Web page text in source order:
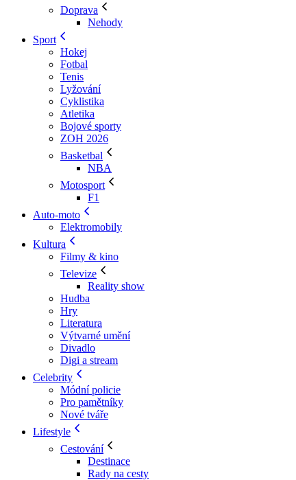
Doprava
Nehody
Sport
Hokej
Fotbal
Tenis
Lyžování
Cyklistika
Atletika
Bojové sporty
ZOH 2026
Basketbal
NBA
Motosport
F1
Auto-moto
Elektromobily
Kultura
Filmy & kino
Televize
Reality show
Hudba
Hry
Literatura
Výtvarné umění
Divadlo
Digi a stream
Celebrity
Módní policie
Pro pamětníky
Nové tváře
Lifestyle
Cestování
Destinace
Rady na cesty